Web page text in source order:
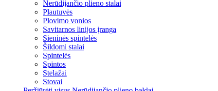
Nerūdijančio plieno stalai
Plautuvės
Plovimo vonios
Savitarnos linijos įranga
Sieninės spintelės
Šildomi stalai
Spintelės
Spintos
Stelažai
Stovai